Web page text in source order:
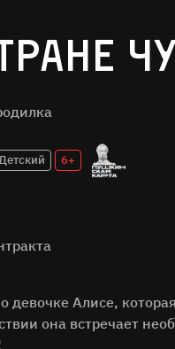
6+
девочке Алисе,
она встречает